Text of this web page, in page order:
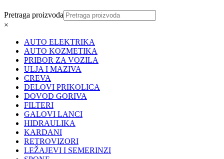
Pretraga proizvoda
×
AUTO ELEKTRIKA
AUTO KOZMETIKA
PRIBOR ZA VOZILA
ULJA I MAZIVA
CREVA
DELOVI PRIKOLICA
DOVOD GORIVA
FILTERI
GALOVI LANCI
HIDRAULIKA
KARDANI
RETROVIZORI
LEŽAJEVI I SEMERINZI